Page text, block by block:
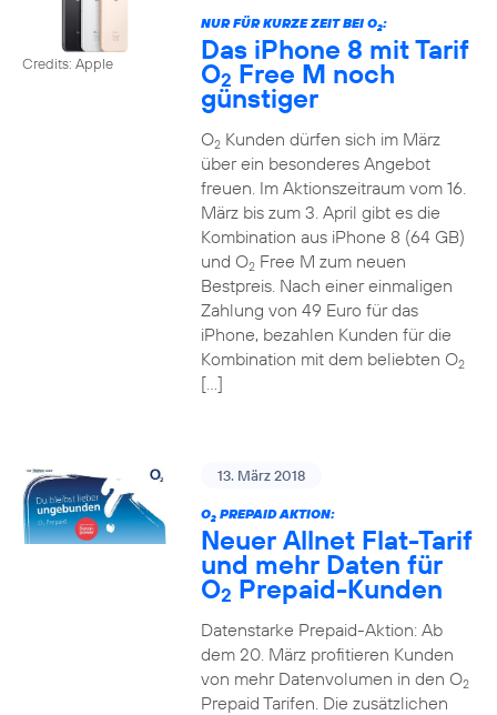
Credits: Apple
NUR FÜR KURZE ZEIT BEI O2:
Das iPhone 8 mit Tarif
O2 Free M noch
günstiger
O2Kunden dürfen sich im März
über ein besonderes Angebot
freuen. Im Aktionszeitraum vom 16.
März bis zum 3. April gibt es die
Kombination aus iPhone 8 (64 GB)
und O2Free M zum neuen
Bestpreis. Nach einer einmaligen
Zahlung von 49 Euro für das
iPhone, bezahlen Kunden für die
Kombination mit dem beliebten O2
[…]
13. März 2018
O2PREPAID AKTION:
Neuer Allnet Flat-Tarif
und mehr Daten für
O2 Prepaid-Kunden
Datenstarke Prepaid-Aktion: Ab
dem 20. März profitieren Kunden
von mehr Datenvolumen in den O2
Prepaid Tarifen. Die zusätzlichen